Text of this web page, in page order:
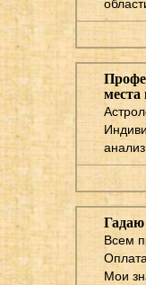
места
Гадаю
Всем
Мои